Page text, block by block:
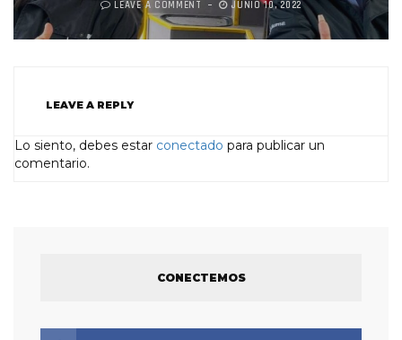
LEAVE A COMMENT JUNIO 10, 2022
LEAVE A REPLY
Lo siento, debes estar conectado para publicar un
comentario.
CONECTEMOS